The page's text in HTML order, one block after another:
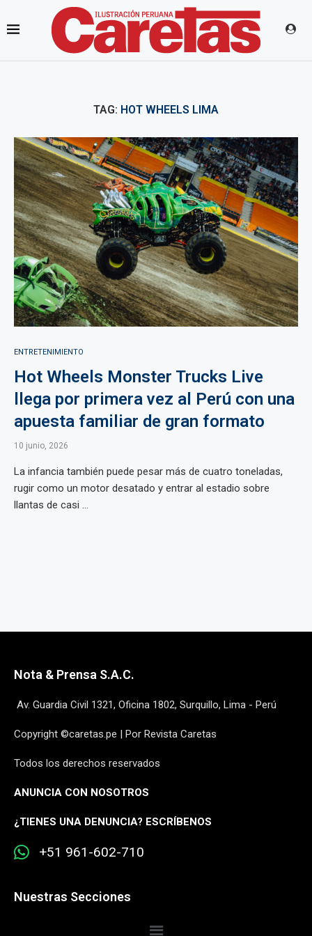
TAG: HOT WHEELS LIMA
ENTRETENIMIENTO
Hot Wheels Monster Trucks Live
llega por primera vez al Perú con una
apuesta familiar de gran formato
10 junio, 2026
La infancia también puede pesar más de cuatro toneladas,
rugir como un motor desatado y entrar al estadio sobre
llantas de casi ...
Nota & Prensa S.A.C.
Av. Guardia Civil 1321, Oficina 1802, Surquillo, Lima - Perú
Copyright ©caretas.pe | Por Revista Caretas
Todos los derechos reservados
ANUNCIA CON NOSOTROS
¿TIENES UNA DENUNCIA? ESCRÍBENOS
+51 961-602-710
Nuestras Secciones